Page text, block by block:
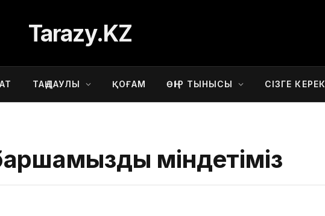
Tarazy.KZ
ТАҢДАУЛЫ ҚОҒАМ ӨҢІР ТЫНЫСЫ СІЗГЕ КЕРЕК
міндетіміз